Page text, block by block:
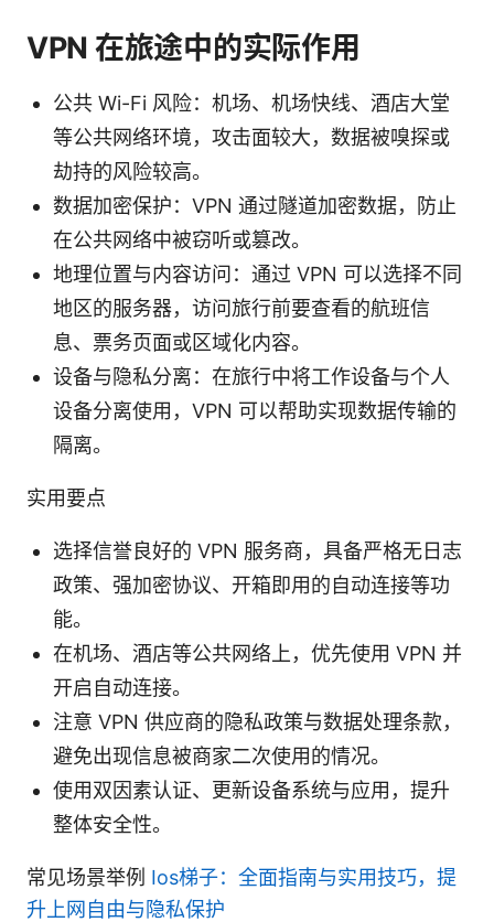
VPN 在旅途中的实际作用
公共 Wi-Fi 风险：机场、机场快线、酒店大堂
等公共网络环境，攻击面较大，数据被嗅探或
劫持的风险较高。
数据加密保护：VPN 通过隧道加密数据，防止
在公共网络中被窃听或篡改。
地理位置与内容访问：通过 VPN 可以选择不同
地区的服务器，访问旅行前要查看的航班信
息、票务页面或区域化内容。
设备与隐私分离：在旅行中将工作设备与个人
设备分离使用，VPN 可以帮助实现数据传输的
隔离。
实用要点
选择信誉良好的 VPN 服务商，具备严格无日志
政策、强加密协议、开箱即用的自动连接等功
能。
在机场、酒店等公共网络上，优先使用 VPN 并
开启自动连接。
注意 VPN 供应商的隐私政策与数据处理条款，
避免出现信息被商家二次使用的情况。
使用双因素认证、更新设备系统与应用，提升
整体安全性。
常见场景举例 Ios梯子：全面指南与实用技巧，提
升上网自由与隐私保护